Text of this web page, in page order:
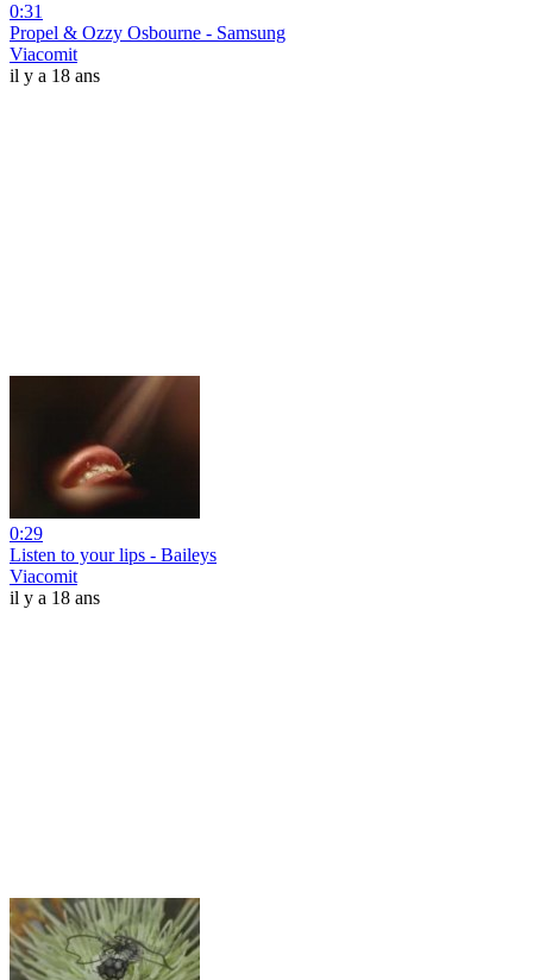
0:31
Propel & Ozzy Osbourne - Samsung
Viacomit
il y a 18 ans
0:29
Listen to your lips - Baileys
Viacomit
il y a 18 ans